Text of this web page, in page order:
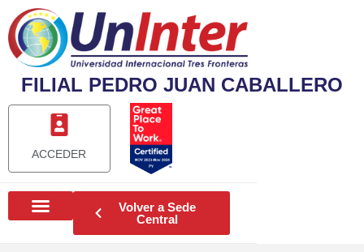
FILIAL PEDRO JUAN CABALLERO
ACCEDER
Volver a Sede
Central